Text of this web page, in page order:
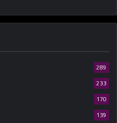
289
233
170
139